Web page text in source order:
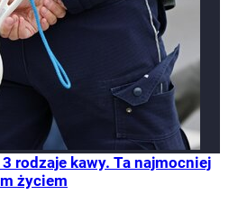
rodzaje kawy. Ta najmocniej
życiem